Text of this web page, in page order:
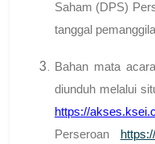
Saham (DPS)
tanggal
Bahan mata
diunduh melalui
https://
Perseroan